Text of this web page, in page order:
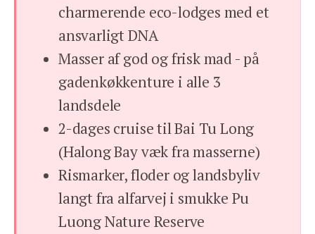
charmerende eco-lodges med et
ansvarligt DNA
Masser af god og frisk mad - på
gadenkøkkenture i alle 3
landsdele
2-dages cruise til Bai Tu Long
(Halong Bay væk fra masserne)
Rismarker, floder og landsbyliv
langt fra alfarvej i smukke Pu
Luong Nature Reserve